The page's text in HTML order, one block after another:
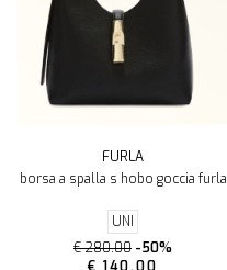
FURLA
borsa a spalla s hobo goccia furla
UNI
€ 280.00 -50%